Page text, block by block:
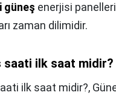
güneş enerjisi
zaman dilimidir.
saati ilk saat midir?
ilk saat midir?,